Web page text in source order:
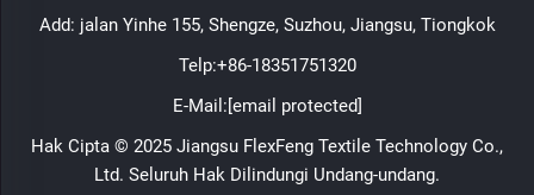
Add: jalan Yinhe 155, Shengze, Suzhou, Jiangsu, Tiongkok
Telp:+86-18351751320
E-Mail:[email protected]
Hak Cipta © 2025 Jiangsu FlexFeng Textile Technology Co.,
Ltd. Seluruh Hak Dilindungi Undang-undang.